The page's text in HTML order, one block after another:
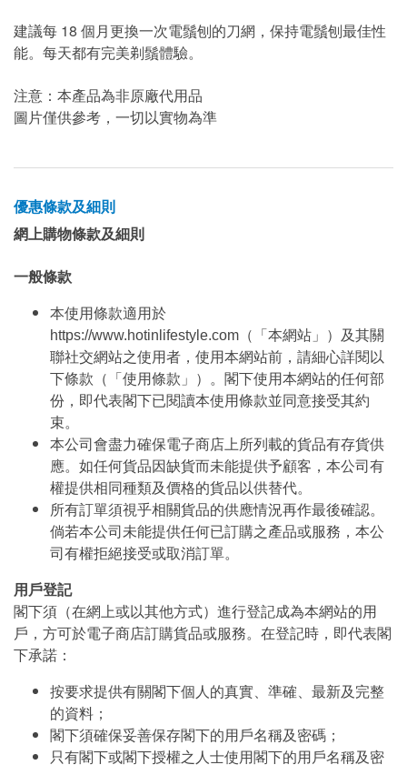
建議每 18 個月更換一次電鬚刨的刀網，保持電鬚刨最佳性
能。每天都有完美剃鬚體驗。
注意：本產品為非原廠代用品
圖片僅供參考，一切以實物為準
優惠條款及細則
網上購物條款及細則
一般條款
本使用條款適用於
https://www.hotinlifestyle.com（「本網站」）及其關
聯社交網站之使用者，使用本網站前，請細心詳閱以
下條款（「使用條款」）。閣下使用本網站的任何部
份，即代表閣下已閱讀本使用條款並同意接受其約
束。
本公司會盡力確保電子商店上所列載的貨品有存貨供
應。如任何貨品因缺貨而未能提供予顧客，本公司有
權提供相同種類及價格的貨品以供替代。
所有訂單須視乎相關貨品的供應情況再作最後確認。
倘若本公司未能提供任何已訂購之產品或服務，本公
司有權拒絕接受或取消訂單。
用戶登記
閣下須（在網上或以其他方式）進行登記成為本網站的用
戶，方可於電子商店訂購貨品或服務。在登記時，即代表閣
下承諾：
按要求提供有關閣下個人的真實、準確、最新及完整
的資料；
閣下須確保妥善保存閣下的用戶名稱及密碼；
只有閣下或閣下授權之人士使用閣下的用戶名稱及密